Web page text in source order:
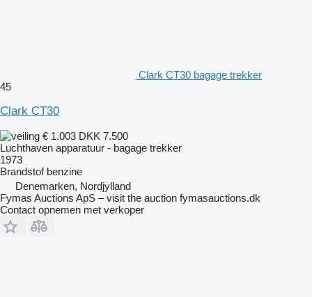
Clark CT30 bagage trekker
45
Clark CT30
€ 1.003 DKK 7.500
Luchthaven apparatuur - bagage trekker
1973
Brandstof benzine
Denemarken, Nordjylland
Fymas Auctions ApS – visit the auction fymasauctions.dk
Contact opnemen met verkoper